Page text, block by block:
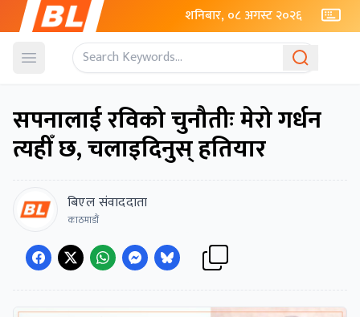
शनिबार, ०८ अगस्ट २०२६
Open menu
सपनालाई रविको चुनौतीः मेरो गर्धन
त्यहीँ छ, चलाइदिनुस् हतियार
बिएल संवाददाता
काठमाडौं